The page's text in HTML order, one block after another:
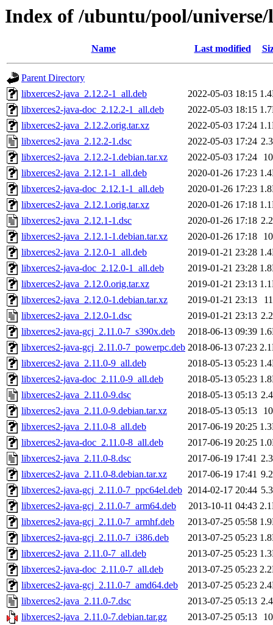
Index of /ubuntu/pool/
Name Last modified
Parent Directory
libxerces2-java_2.12.2-1_all.deb
2022-05-03 18:15
libxerces2-java-doc_2.12.2-1_all.deb
2022-05-03 18:15
libxerces2-java_2.12.2.orig.tar.xz
2022-05-03 17:24
libxerces2-java_2.12.2-1.dsc
2022-05-03 17:24
libxerces2-java_2.12.2-1.debian.tar.xz
2022-05-03 17:24
libxerces2-java_2.12.1-1_all.deb
2020-01-26 17:23
libxerces2-java-doc_2.12.1-1_all.deb
2020-01-26 17:23
libxerces2-java_2.12.1.orig.tar.xz
2020-01-26 17:18
libxerces2-java_2.12.1-1.dsc
2020-01-26 17:18
libxerces2-java_2.12.1-1.debian.tar.xz
2020-01-26 17:18
libxerces2-java_2.12.0-1_all.deb
2019-01-21 23:28
libxerces2-java-doc_2.12.0-1_all.deb
2019-01-21 23:28
libxerces2-java_2.12.0.orig.tar.xz
2019-01-21 23:13
libxerces2-java_2.12.0-1.debian.tar.xz
2019-01-21 23:13
libxerces2-java_2.12.0-1.dsc
2019-01-21 23:13
libxerces2-java-gcj_2.11.0-7_s390x.deb
2018-06-13 09:39
libxerces2-java-gcj_2.11.0-7_powerpc.deb 2018-06-13 07:23
libxerces2-java_2.11.0-9_all.deb
2018-05-13 05:23
libxerces2-java-doc_2.11.0-9_all.deb
2018-05-13 05:23
libxerces2-java_2.11.0-9.dsc
2018-05-13 05:13
libxerces2-java_2.11.0-9.debian.tar.xz
2018-05-13 05:13
libxerces2-java_2.11.0-8_all.deb
2017-06-19 20:25
libxerces2-java-doc_2.11.0-8_all.deb
2017-06-19 20:25
libxerces2-java_2.11.0-8.dsc
2017-06-19 17:41
libxerces2-java_2.11.0-8.debian.tar.xz
2017-06-19 17:41
libxerces2-java-gcj_2.11.0-7_ppc64el.deb 2014-02-17 20:44
libxerces2-java-gcj_2.11.0-7_arm64.deb
2013-10-11 04:43
libxerces2-java-gcj_2.11.0-7_armhf.deb
2013-07-25 05:58
libxerces2-java-gcj_2.11.0-7_i386.deb
2013-07-25 05:23
libxerces2-java_2.11.0-7_all.deb
2013-07-25 05:23
libxerces2-java-doc_2.11.0-7_all.deb
2013-07-25 05:23
libxerces2-java-gcj_2.11.0-7_amd64.deb
2013-07-25 05:23
libxerces2-java_2.11.0-7.dsc
2013-07-25 05:13
libxerces2-java_2.11.0-7.debian.tar.gz
2013-07-25 05:13